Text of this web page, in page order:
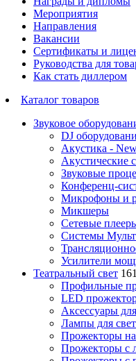
Мероприятия
Направления
Вакансии
Сертификаты и
Руководства для
Как стать диллером
Каталог товаров
Звуковое
DJ
Акустика -
Акустические
Звуковые
Конференц-
Микрофоны и
Микшеры
Сетевые
Системы
Усилители
Театральный свет
Профильные
LED
Аксессуары
Лампы для
Прожекторы на
Прожекторы с